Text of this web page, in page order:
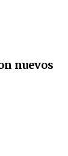
nuevos